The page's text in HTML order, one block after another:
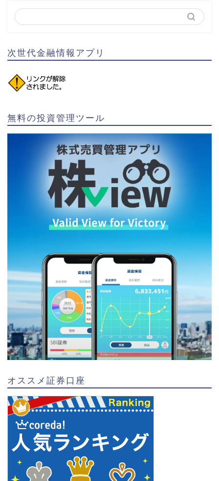
次世代金融情報アプリ
無料の投資管理ツール
オススメ証券口座